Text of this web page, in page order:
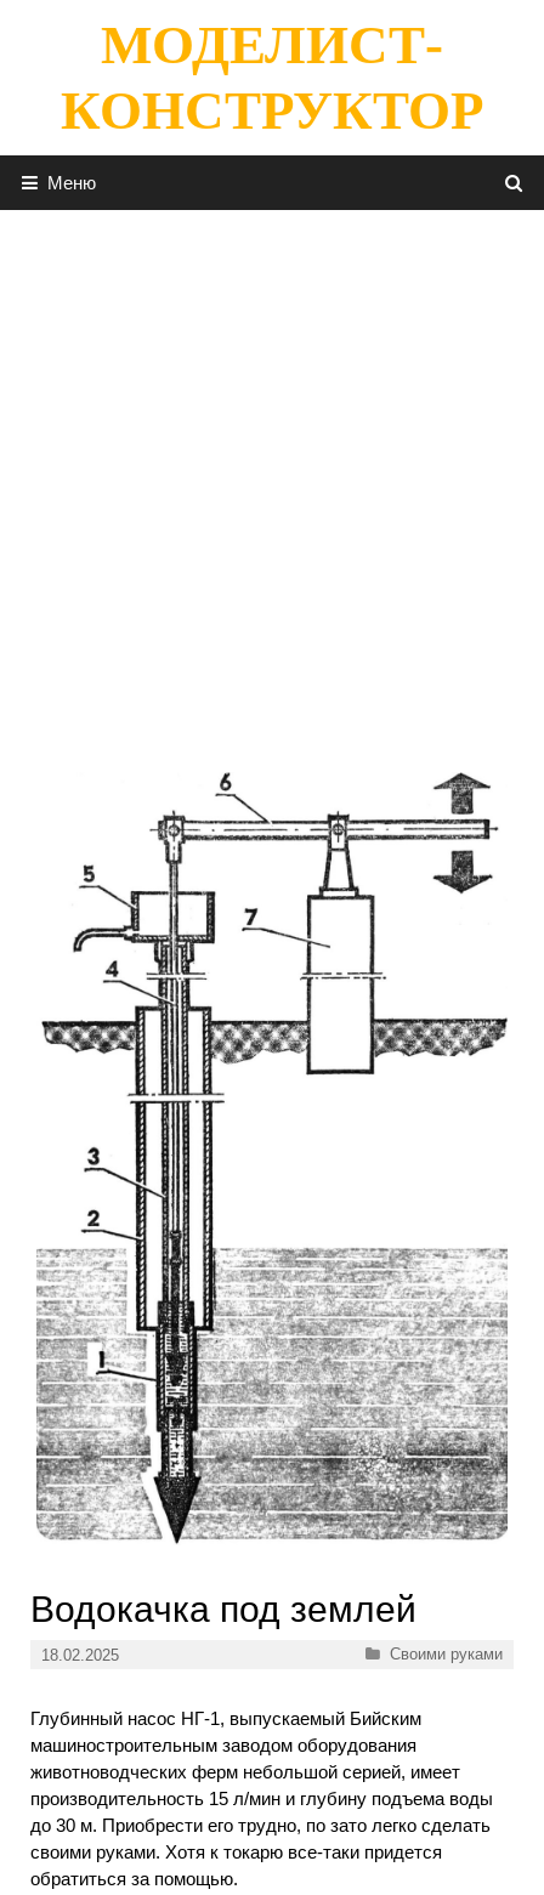
содержимомуМОДЕЛИСТ-
КОНСТРУКТОР
Меню
Водокачка под землей
18.02.2025 Рубрики
Своими руками
Глубинный насос НГ-1, выпускаемый Бийским
машиностроительным заводом оборудования
животноводческих ферм небольшой серией, имеет
производительность 15 л/мин и глубину подъема воды
до 30 м. Приобрести его трудно, по зато легко сделать
своими руками. Хотя к токарю все-таки придется
обратиться за помощью.